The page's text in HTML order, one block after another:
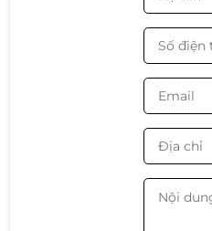
Tấm nền Rapid IPS
nét từ mọi góc độ.
Tần số quét
giảm mờ chuyển
Độ phủ màu rộng